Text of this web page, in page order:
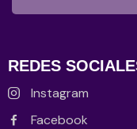
REDES
Instagram
Facebook